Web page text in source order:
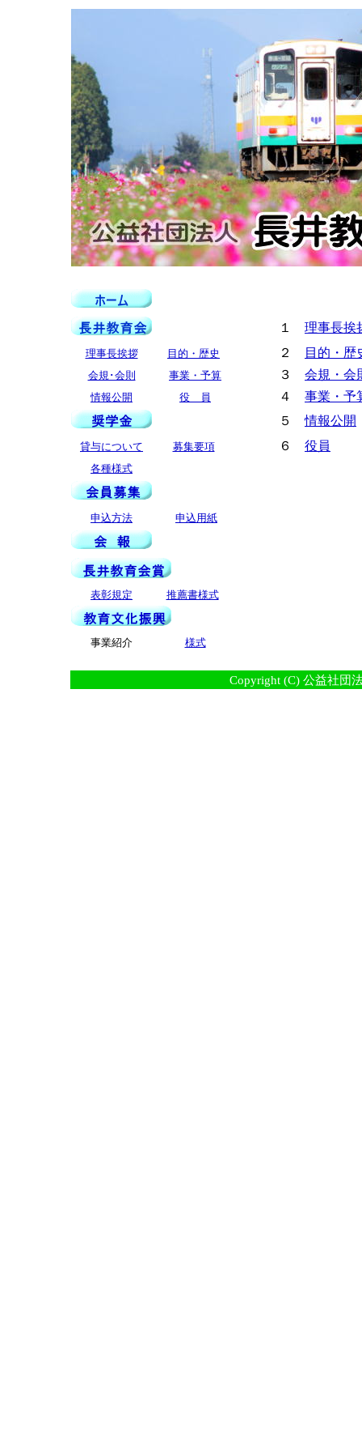
１ 理事長挨
理事長挨拶 目的・歴史 ２ 目的・歴
会規･会則 事業・予算 ３ 会規・会
情報公開 役 員 ４ 事業・予
５情報公開
貸与について 募集要項 ６ 役員
各種様式
申込方法 申込用紙
表彰規定 推薦書様式
事業紹介 様式
Copyright (C) 公益社団